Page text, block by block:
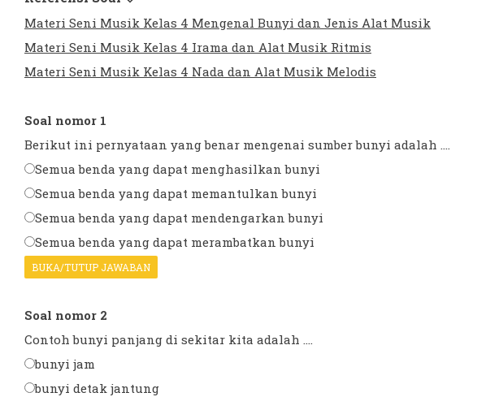
Materi Seni Musik Kelas 4 Mengenal Bunyi dan Jenis Alat Musik
Materi Seni Musik Kelas 4 Irama dan Alat Musik Ritmis
Materi Seni Musik Kelas 4 Nada dan Alat Musik Melodis
Soal nomor 1
Berikut ini pernyataan yang benar mengenai sumber bunyi adalah ....
Semua benda yang dapat menghasilkan bunyi
Semua benda yang dapat memantulkan bunyi
Semua benda yang dapat mendengarkan bunyi
Semua benda yang dapat merambatkan bunyi
BUKA/TUTUP JAWABAN
Soal nomor 2
Contoh bunyi panjang di sekitar kita adalah ....
bunyi jam
bunyi detak jantung